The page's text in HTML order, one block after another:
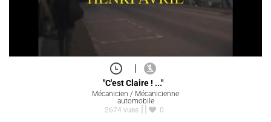
|
"C'est Claire ! ..."
Mécanicien / Mécanicienne
automobile
2674 vues
0